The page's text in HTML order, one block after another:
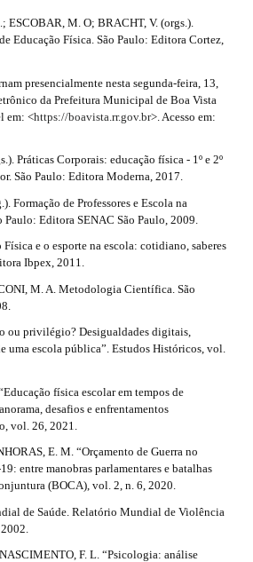
ESCOBAR, M. O; BRACHT, V. (orgs.).
Educação Física. São Paulo: Editora Cortez,
presencialmente nesta segunda-feira, 13,
da Prefeitura Municipal de Boa Vista
em: <https://boavista.rr.gov.br>. Acesso em:
Práticas Corporais: educação física - 1º e 2º
São Paulo: Editora Moderna, 2017.
Formação de Professores e Escola na
Paulo: Editora SENAC São Paulo, 2009.
Física e o esporte na escola: cotidiano, saberes
Ibpex, 2011.
M. A. Metodologia Científica. São
ou privilégio? Desigualdades digitais,
uma escola pública”. Estudos Históricos, vol.
física escolar em tempos de
desafios e enfrentamentos
vol. 26, 2021.
E. M. “Orçamento de Guerra no
entre manobras parlamentares e batalhas
(BOCA), vol. 2, n. 6, 2020.
de Saúde. Relatório Mundial de Violência
F. L. “Psicologia: análise